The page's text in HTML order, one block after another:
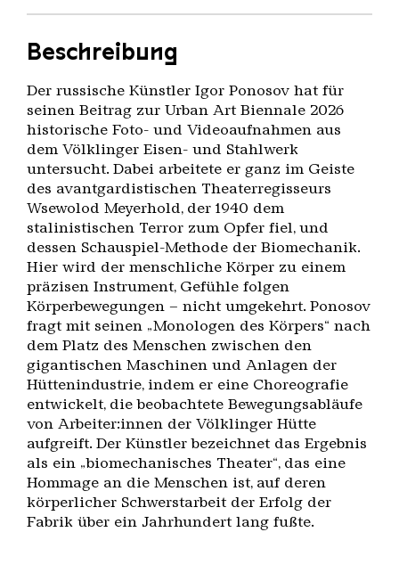
Beschreibung
Der russische Künstler Igor Ponosov hat für
seinen Beitrag zur Urban Art Biennale 2026
historische Foto- und Videoaufnahmen aus
dem Völklinger Eisen- und Stahlwerk
untersucht. Dabei arbeitete er ganz im Geiste
des avantgardistischen Theaterregisseurs
Wsewolod Meyerhold, der 1940 dem
stalinistischen Terror zum Opfer fiel, und
dessen Schauspiel-Methode der Biomechanik.
Hier wird der menschliche Körper zu einem
präzisen Instrument, Gefühle folgen
Körperbewegungen – nicht umgekehrt. Ponosov
fragt mit seinen „Monologen des Körpers“ nach
dem Platz des Menschen zwischen den
gigantischen Maschinen und Anlagen der
Hüttenindustrie, indem er eine Choreografie
entwickelt, die beobachtete Bewegungsabläufe
von Arbeiter:innen der Völklinger Hütte
aufgreift. Der Künstler bezeichnet das Ergebnis
als ein „biomechanisches Theater“, das eine
Hommage an die Menschen ist, auf deren
körperlicher Schwerstarbeit der Erfolg der
Fabrik über ein Jahrhundert lang fußte.